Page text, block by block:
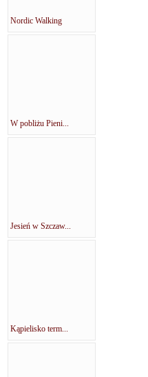
Nordic Walking
W pobliżu Pieni...
Jesień w Szczaw...
Kąpielisko term...